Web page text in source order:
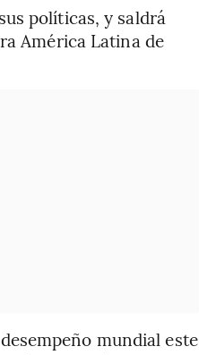
políticas, y saldrá
América Latina de
mundial este